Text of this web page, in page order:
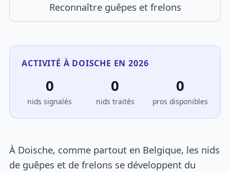
Reconnaître guêpes et frelons
ACTIVITÉ À DOISCHE EN 2026
0
nids signalés
0
nids traités
0
pros disponibles
À Doische, comme partout en Belgique, les nids
de guêpes et de frelons se développent du